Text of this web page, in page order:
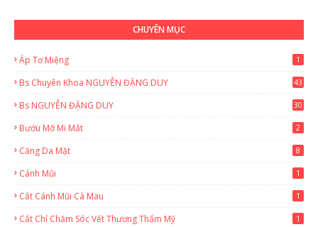
CHUYÊN MỤC
Áp Tơ Miệng 1
Bs Chuyên Khoa NGUYỄN ĐẶNG DUY
43
Bs NGUYỄN ĐẶNG DUY 30
Bướu Mỡ Mi Mắt 2
Căng Da Mặt 8
Cánh Mũi 1
Cắt Cánh Mũi Cà Mau 1
Cắt Chỉ Chăm Sóc Vết Thương Thẩm Mỹ 1